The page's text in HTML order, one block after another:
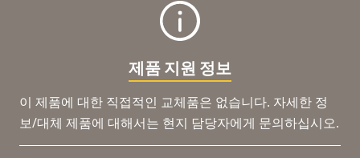
제품 지원 정보
이 제품에 대한 직접적인 교체품은 없습니다. 자세한 정
보/대체 제품에 대해서는 현지 담당자에게 문의하십시오.